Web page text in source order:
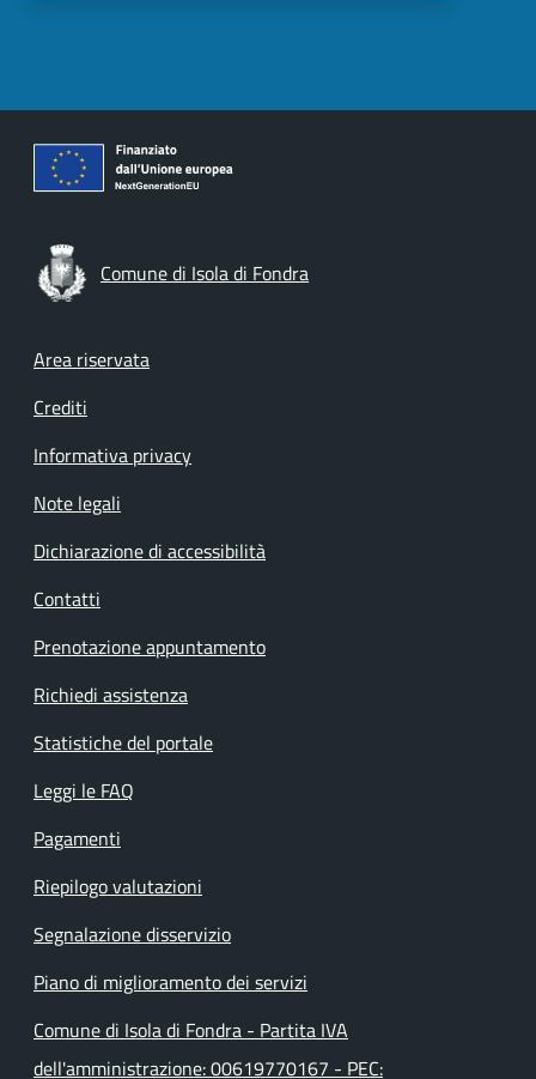
Comune di Isola di Fondra
Footer menu
Area riservata
Crediti
Informativa privacy
Note legali
Dichiarazione di accessibilità
Contatti
Prenotazione appuntamento
Richiedi assistenza
Statistiche del portale
Leggi le FAQ
Pagamenti
Riepilogo valutazioni
Segnalazione disservizio
Piano di miglioramento dei servizi
Comune di Isola di Fondra - Partita IVA
dell'amministrazione: 00619770167 - PEC: